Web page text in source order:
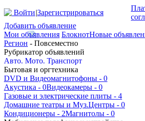
Войти|Зарегистрироваться
Добавить объявление
Мои объявления БлокнотНовые
Регион - Повсеместно
Рубрикатор объявлений
Авто. Мото. Транспорт
Бытовая и оргтехника
DVD и Видеомагнитофоны - 0
Акустика - 0Видеокамеры - 0
Газовые и электрические плиты - 4
Домашние театры и Муз.Центры - 0
Кондиционеры - 2Магнитолы - 0